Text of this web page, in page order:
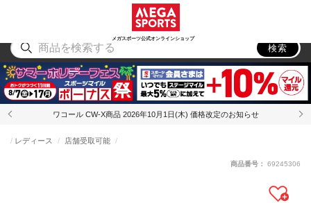
メガスポーツ公式オンラインショップ
アウトドア
検索
ワコール CW-X商品 2026年10月1日(木) 価格改定のお知らせ
レディース 店舗受取可能
商品番号： 69245306